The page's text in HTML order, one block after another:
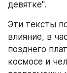
девятке".
Эти тексты
влияние, в
позднего
космосе и